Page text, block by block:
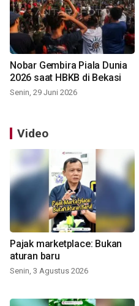
Nobar Gembira Piala Dunia
2026 saat HBKB di Bekasi
Senin, 29 Juni 2026
Video
Pajak marketplace: Bukan
aturan baru
Senin, 3 Agustus 2026